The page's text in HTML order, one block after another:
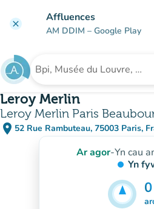
clear Affluences
AM DDIM – Google Play
Chwilio am sefydliad
Leroy Merlin
Leroy Merlin Paris
place 52 Rue Rambuteau, 75003 Paris,
(agor yn Google
(tab newydd)
Ar agor-Yn cau
Yn
0
5